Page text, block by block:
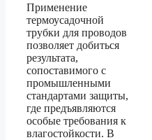
Применение
термоусадочной
трубки для проводов
позволяет добиться
результата,
сопоставимого с
промышленными
стандартами защиты,
где предъявляются
особые требования к
влагостойкости. В